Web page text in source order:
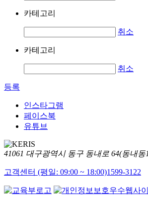
카테고리
취소
카테고리
취소
등록
인스타그램
페이스북
유튜브
41061 대구광역시 동구 동내로 64(동내동
고객센터 (평일: 09:00 ~ 18:00)1599-3122